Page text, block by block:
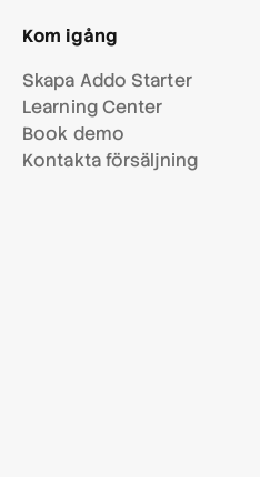
Kom igång
Skapa Addo Starter
Learning Center
Book demo
Kontakta försäljning